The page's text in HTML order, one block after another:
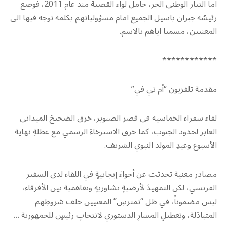
اما التيار الوطني الحر، حامل لواء القضية منذ عام 2011، فوضع
رئيسُه جبران باسيل الجميع امام مسؤولياتهم بكلمة توجه فيها الى
المعنيين، مسميا اياهم بالاسم.
************
مقدمة تلفزيون “أم تي في”
لقاء سفراء الخماسية في قصر الصنوبر، خرق الضجيجَ الميداني
العابر لحدود الجنوب، كما خرق الاسترخاءَ الرسمي مع عطلةِ نهاية
الأسبوع وعيدِ المولد النبوي الشريف.
مصادر معنية تحدثت عن أجواءَ إيجابيةٍ في اللقاء لدى السفير
الفرنسي، لكن التمهيدَ لأرضيةٍ تشاوريةٍ وتفاهمية بين الأفرقاء،
ليس مضموناً، في ظل “تمترسِ” المعنيين خلف شروطِهم
المتبادَلة، وتعطيلِ المسارِ الدستوري لانتخابِ رئيسٍ للجمهورية …